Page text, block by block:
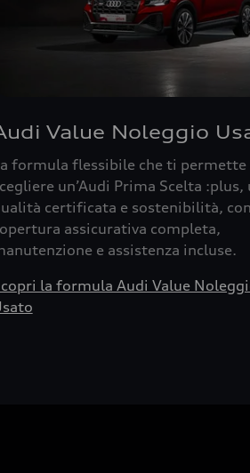
Value Noleggio
formula flessibile che ti permette
un’Audi Prima Scelta :plus,
certificata e sostenibilità, con
assicurativa completa,
e assistenza incluse.
la formula Audi Value